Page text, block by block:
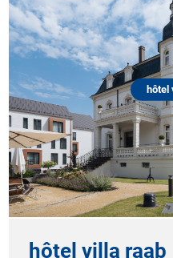
hôtel villa raab